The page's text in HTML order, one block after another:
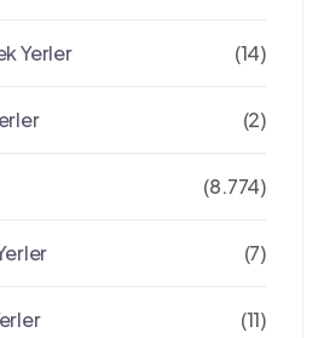
Yerler (14)
(2)
(8.774)
(7)
(11)